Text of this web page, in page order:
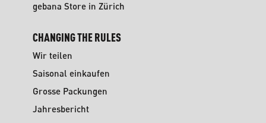
gebana Store in Zürich
CHANGING THE RULES
Wir teilen
Saisonal einkaufen
Grosse Packungen
Jahresbericht